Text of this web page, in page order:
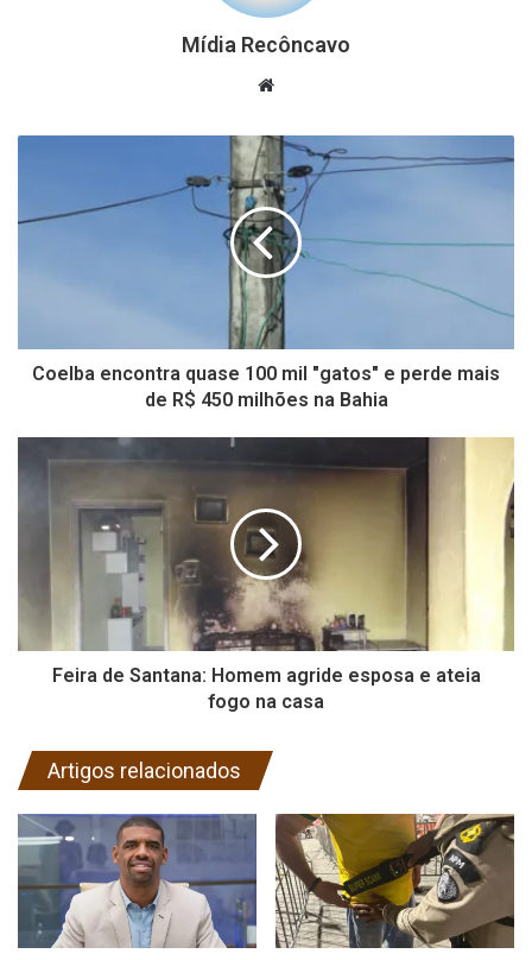
Mídia Recôncavo
Website
Coelba encontra quase 100 mil "gatos" e perde mais
de R$ 450 milhões na Bahia
Feira de Santana: Homem agride esposa e ateia
fogo na casa
Artigos relacionados